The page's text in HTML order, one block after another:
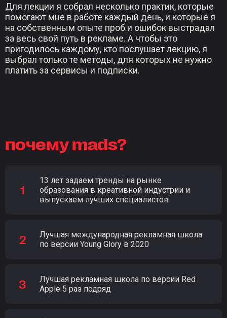
Для лекции я собрал несколько практик, которые
помогают мне в работе каждый день, и которые я
на собственным опыте проб и ошибок выстрадал
за весь свой путь в рекламе. А чтобы это
пригодилось каждому, кто послушает лекцию, я
выбрал только те методы, для которых не нужно
платить за сервисы и подписки.
почему mads?
13 лет задаем тренды на рынке
образования в креативной индустрии и
выпускаем лучших специалистов
Лучшая международная рекламная школа
по версии Young Glory в 2020
Лучшая рекламная школа по версии Red
Apple 5 раз подряд